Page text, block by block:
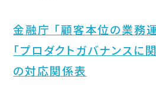
金融庁 「顧客本位の業務
「プロダクトガバナンスに
の対応関係表